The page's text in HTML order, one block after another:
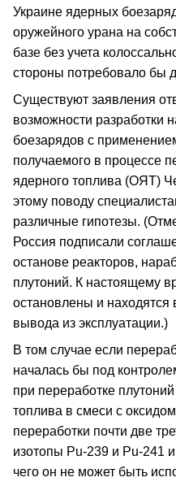
Украине ядерных
оружейного урана на
базе без учета
стороны потребовало бы
Существуют заявления
возможности разработки
боезарядов с
получаемого в процессе
ядерного топлива (ОЯТ)
этому поводу
различные гипотезы.
Россия подписали
останове реакторов,
плутоний. К настоящему
остановлены и находятся
вывода из эксплуатации.)
В том случае если
началась бы под
при переработке
топлива в смеси с
переработки почти две
изотопы Pu-239 и Pu-241
чего он не может быть